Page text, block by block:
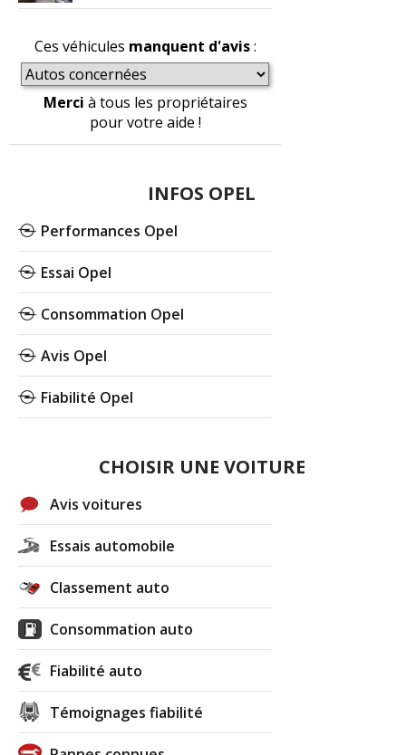
Ces véhicules manquent d'avis:
Merci à tous les propriétaires
pour votre aide !
INFOS OPEL
Performances Opel
Essai Opel
Consommation Opel
Avis Opel
Fiabilité Opel
CHOISIR UNE VOITURE
Avis voitures
Essais automobile
Classement auto
Consommation auto
Fiabilité auto
Témoignages fiabilité